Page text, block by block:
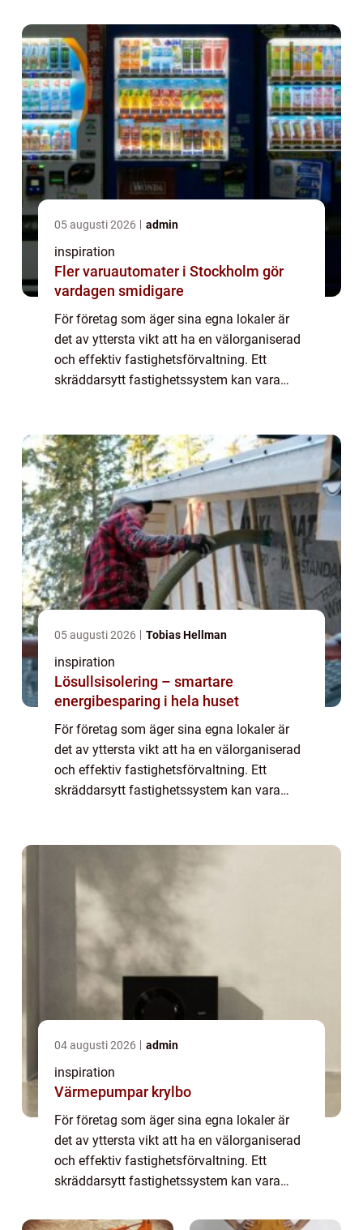
05 augusti 2026 admin
inspiration
Fler varuautomater i Stockholm gör
vardagen smidigare
För företag som äger sina egna lokaler är
det av yttersta vikt att ha en välorganiserad
och effektiv fastighetsförvaltning. Ett
skräddarsytt fastighetssystem kan vara
05 augusti 2026 Tobias Hellman
inspiration
Lösullsisolering – smartare
energibesparing i hela huset
För företag som äger sina egna lokaler är
det av yttersta vikt att ha en välorganiserad
och effektiv fastighetsförvaltning. Ett
skräddarsytt fastighetssystem kan vara
04 augusti 2026 admin
inspiration
Värmepumpar krylbo
För företag som äger sina egna lokaler är
det av yttersta vikt att ha en välorganiserad
och effektiv fastighetsförvaltning. Ett
skräddarsytt fastighetssystem kan vara
implement...